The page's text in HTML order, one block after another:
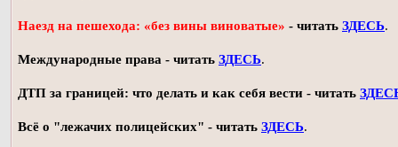
Наезд на пешехода: «без вины виноватые» - читать ЗДЕСЬ.
Международные права - читать ЗДЕСЬ.
ДТП за границей: что делать и как себя вести - читать
Всё о "лежачих полицейских" - читать ЗДЕСЬ.